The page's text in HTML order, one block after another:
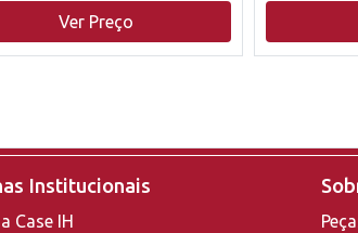
Ver Preço
Institucionais
Case IH